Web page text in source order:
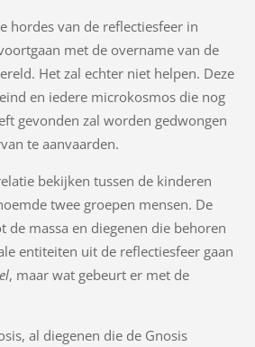
hordes van de reflectiesfeer in
met de overname van de
Het zal echter niet helpen. Deze
en iedere microkosmos die nog
gevonden zal worden gedwongen
te aanvaarden.
bekijken tussen de kinderen
twee groepen mensen. De
de massa en diegenen die behoren
entiteiten uit de reflectiesfeer gaan
, maar wat gebeurt er met de
al diegenen die de Gnosis